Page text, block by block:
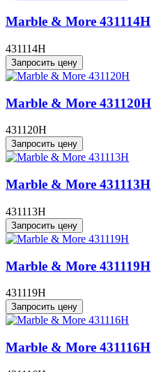
Marble & More 431114H
431114H
Запросить цену
Marble & More 431120H
431120H
Запросить цену
Marble & More 431113H
431113H
Запросить цену
Marble & More 431119H
431119H
Запросить цену
Marble & More 431116H